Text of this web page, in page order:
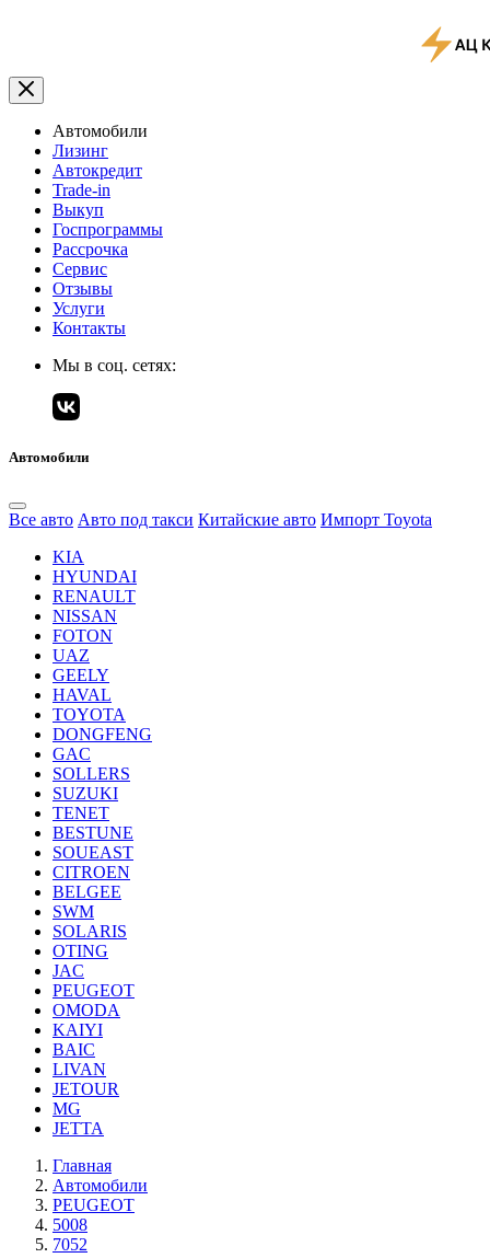
Автомобили
Лизинг
Автокредит
Trade-in
Выкуп
Госпрограммы
Рассрочка
Сервис
Отзывы
Услуги
Контакты
Мы в соц. сетях:
Автомобили
Все авто Авто под такси Китайские авто Импорт Toyota
KIA
HYUNDAI
RENAULT
NISSAN
FOTON
UAZ
GEELY
HAVAL
TOYOTA
DONGFENG
GAC
SOLLERS
SUZUKI
TENET
BESTUNE
SOUEAST
CITROEN
BELGEE
SWM
SOLARIS
OTING
JAC
PEUGEOT
OMODA
KAIYI
BAIC
LIVAN
JETOUR
MG
JETTA
Главная
Автомобили
PEUGEOT
5008
7052